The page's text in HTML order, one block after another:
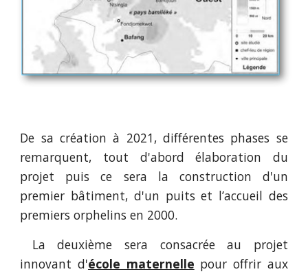
De sa création à 2021, différentes phases se
remarquent, tout d'abord élaboration du
projet puis ce sera la construction d'un
premier bâtiment, d'un puits et l’accueil des
premiers orphelins en 2000.
La deuxième sera consacrée au projet
innovant d'école maternelle pour offrir aux